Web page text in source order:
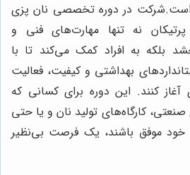
است.شرکت در دوره تخصصی نان پزی
نه تنها مهارت‌های فنی و
بلکه به افراد کمک می‌کند تا با
بهداشتی و کیفیت، فعالیت
کنند. این دوره برای کسانی که
کارگاه‌های تولید نان و یا حتی
موفق باشند، یک فرصت بی‌نظیر